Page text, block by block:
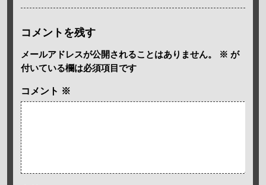
コメントを残す
メールアドレスが公開されることはありません。 ※ が
付いている欄は必須項目です
コメント ※